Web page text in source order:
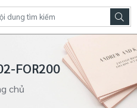
FOR200
chủ